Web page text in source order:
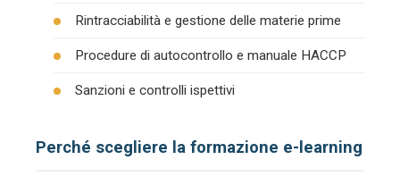
Rintracciabilità e gestione delle materie prime
Procedure di autocontrollo e manuale HACCP
Sanzioni e controlli ispettivi
Perché scegliere la formazione e-learning